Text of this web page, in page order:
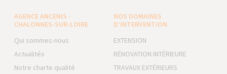
AGENCE ANCENIS -
CHALONNES-SUR-LOIRE
Qui sommes-nous
Actualités
Notre charte qualité
NOS DOMAINES
D’INTERVENTION
EXTENSION
RÉNOVATION INTÉRIEURE
TRAVAUX EXTÉRIEURS